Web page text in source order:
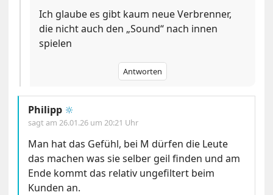
Ich glaube es gibt kaum neue Verbrenner,
die nicht auch den „Sound“ nach innen
spielen
Antworten
Philipp 🔆
sagt am 26.01.26 um 20:21 Uhr
Man hat das Gefühl, bei M dürfen die Leute
das machen was sie selber geil finden und am
Ende kommt das relativ ungefiltert beim
Kunden an.